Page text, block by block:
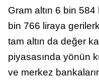
Gram altın 6 bin
bin 766 liraya
tam altın da değer
piyasasında yönün
ve merkez